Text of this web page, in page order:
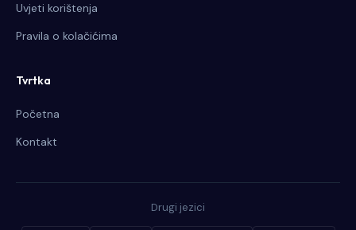
Uvjeti korištenja
Pravila o kolačićima
Tvrtka
Početna
Kontakt
Drugi jezici